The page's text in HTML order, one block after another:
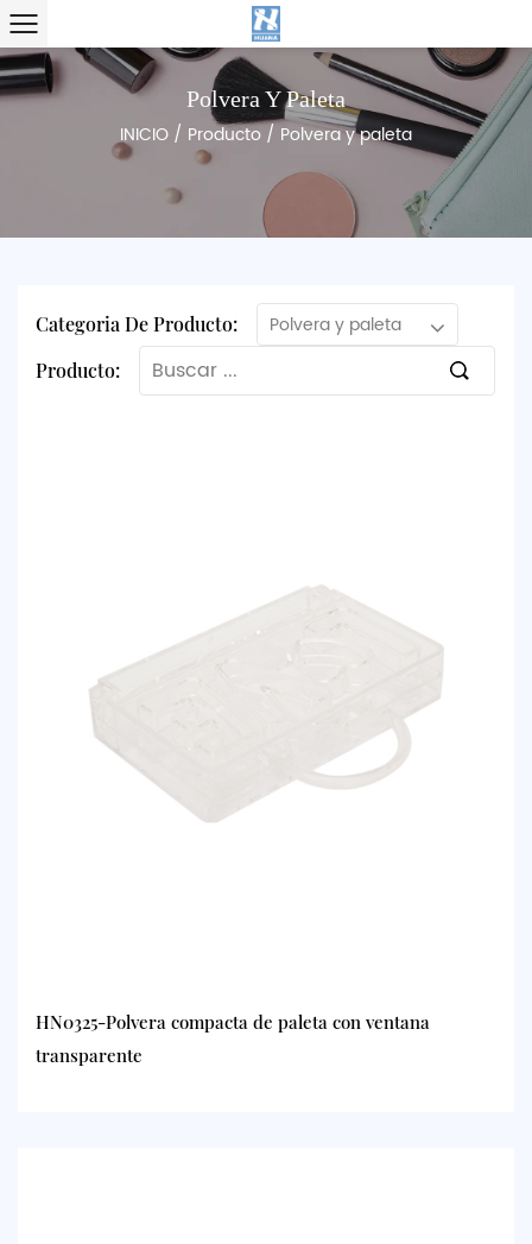
Polvera Y Paleta
INICIO / Producto / Polvera y paleta
Categoria De Producto: Polvera y paleta
Producto:
HN0325-Polvera compacta de paleta con ventana
transparente